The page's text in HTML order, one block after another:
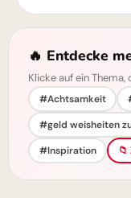
🔥 Entdecke
Klicke auf ein
#Achtsamkeit
#geld weisheiten
#Inspiration